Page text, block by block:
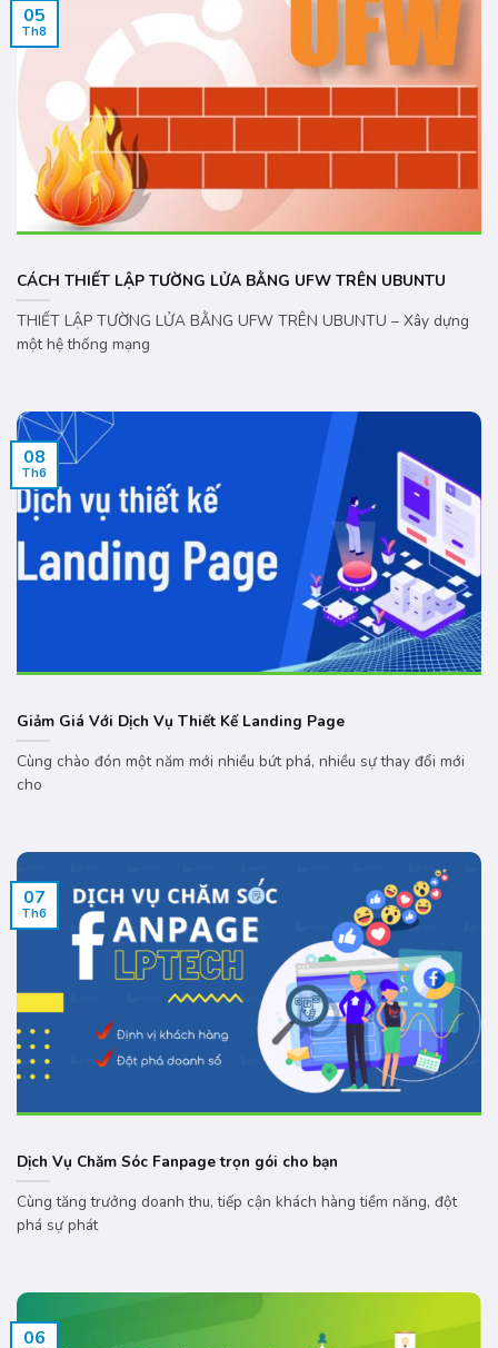
CÁCH THIẾT LẬP TƯỜNG LỬA BẰNG UFW TRÊN UBUNTU
THIẾT LẬP TƯỜNG LỬA BẰNG UFW TRÊN UBUNTU – Xây dựng
một hệ thống mạng
05
Th8
Giảm Giá Với Dịch Vụ Thiết Kế Landing Page
Cùng chào đón một năm mới nhiều bứt phá, nhiều sự thay đổi mới
cho
08
Th6
Dịch Vụ Chăm Sóc Fanpage trọn gói cho bạn
Cùng tăng trưởng doanh thu, tiếp cận khách hàng tiềm năng, đột
phá sự phát
07
Th6
06